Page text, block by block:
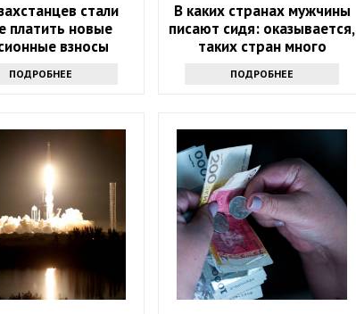
стали
платить новые
взносы
ПОДРОБНЕЕ
В каких странах мужчины
писают сидя: оказывается,
таких стран много
ПОДРОБНЕЕ